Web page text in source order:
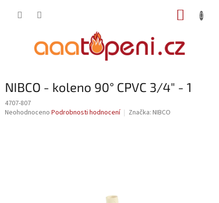
NIBCO - koleno 90° CPVC 3/4" - 1
4707-807
Průměrné
Neohodnoceno Podrobnosti hodnocení Značka: NIBCO